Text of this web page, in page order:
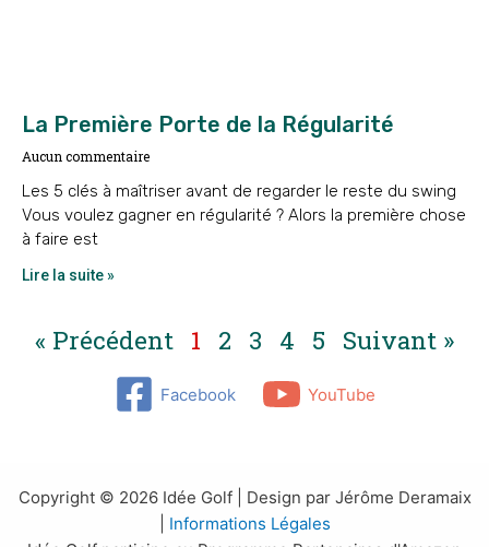
La Première Porte de la Régularité
Aucun commentaire
Les 5 clés à maîtriser avant de regarder le reste du swing
Vous voulez gagner en régularité ? Alors la première chose
à faire est
Lire la suite »
« Précédent 1 2 3 4 5 Suivant »
Facebook YouTube
Copyright © 2026 Idée Golf | Design par Jérôme Deramaix
Informations Légales